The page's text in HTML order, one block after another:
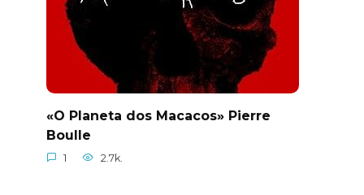
«O Planeta dos Macacos» Pierre
Boulle
1 2.7k.